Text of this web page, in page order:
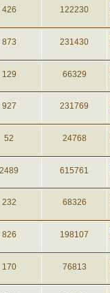
426 122230
873 231430
129 66329
927 231769
52 24768
2489 615761
232 68326
826 198107
170 76813